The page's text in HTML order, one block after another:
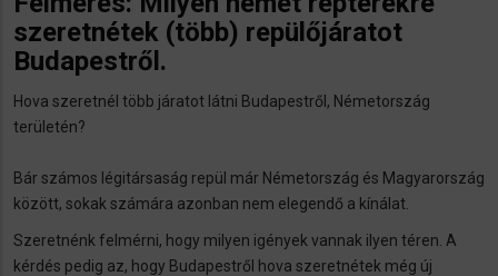
szeretnétek (több) repülőjáratot
Budapestről.
Hova szeretnél több járatot látni Budapestről, Németország
területén?
Bár számos légitársaság repül már Németország és Magyarország
között, sokak számára azonban nem elegendő a kínálat.
Szeretnénk felmérni, hogy milyen igények vannak ilyen téren. A
kérdés pedig az, hogy Budapestről hova szeretnétek még új